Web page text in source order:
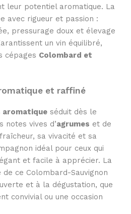
leur potentiel aromatique. La
avec rigueur et passion :
pressurage doux et élevage
un vin équilibré,
cépages Colombard et
et raffiné
aromatique séduit dès le
vives d’agrumes et de
sa vivacité et sa
idéal pour ceux qui
et facile à apprécier. La
de ce Colombard-Sauvignon
et à la dégustation, que
convivial ou une occasion